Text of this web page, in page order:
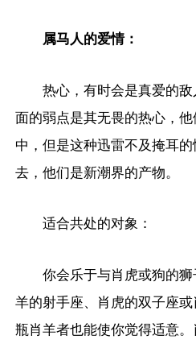
属马人的爱情：
热心，有时会是真爱的
面的弱点是其无畏的热心，
中，但是这种迅雷不及掩耳
去，他们是新潮界的产物。
适合共处的对象：
你会乐于与肖虎或狗的
羊的射手座、肖虎的双子座
瓶肖羊者也能使你觉得适意